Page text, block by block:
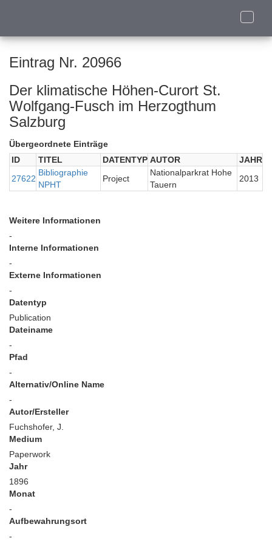
Toggle
Eintrag Nr. 20966
Der klimatische Höhen-Curort St.
Wolfgang-Fusch im Herzogthum
Salzburg
Übergeordnete Einträge
ID
TITEL DATENTYP AUTOR
JAHR
27622
Bibliographie
NPHT
Project
Nationalparkrat Hohe
Tauern
2013
Weitere Informationen
-
Interne Informationen
-
Externe Informationen
-
Datentyp
Publication
Dateiname
-
Pfad
-
Alternativ/Online Name
-
Autor/Ersteller
Fuchshofer, J.
Medium
Paperwork
Jahr
1896
Monat
-
Aufbewahrungsort
-